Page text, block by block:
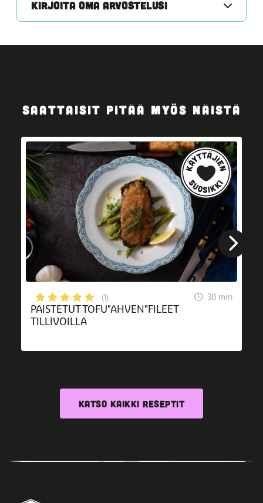
KIRJOITA OMA ARVOSTELUSI
SAATTAISIT PITÄÄ MYÖS NÄISTÄ
(1) 30 min
PAISTETUT TOFU"AHVEN"FILEET
TILLIVOILLA
KATSO KAIKKI RESEPTIT